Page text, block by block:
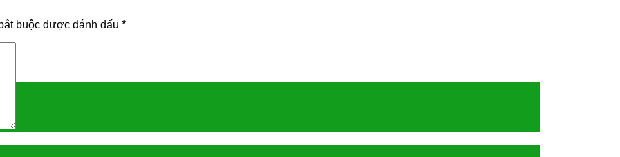
buộc được đánh dấu *